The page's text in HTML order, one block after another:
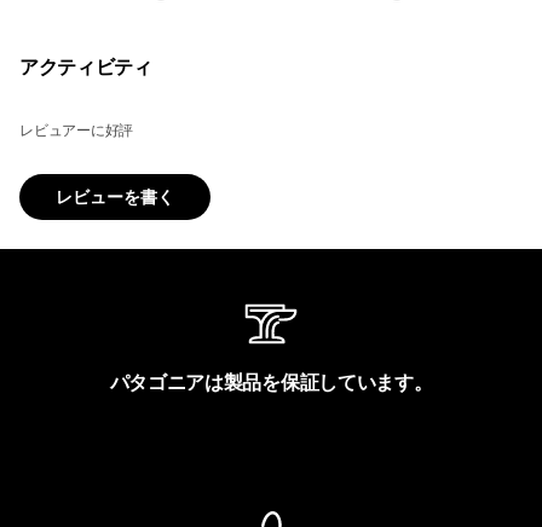
アクティビティ
レビュアーに好評
レビューを書く
パタゴニアは製品を保証しています。